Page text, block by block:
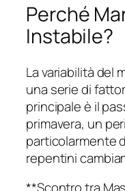
Perché
Instabile?
La variabilità del
una serie di
principale è il
primavera, un
particolarmente
repentini